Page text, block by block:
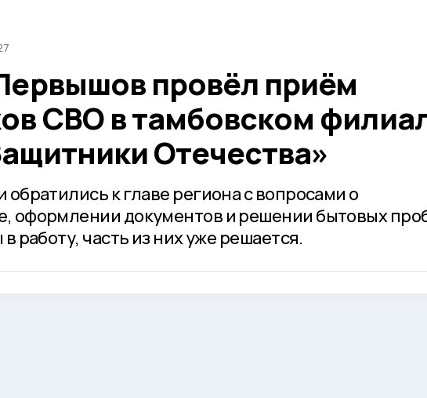
провёл приём
СВО в тамбовском
Отечества»
к главе региона с вопросами о
оформлении документов и решении бытовых
в работу, часть из них уже решается.